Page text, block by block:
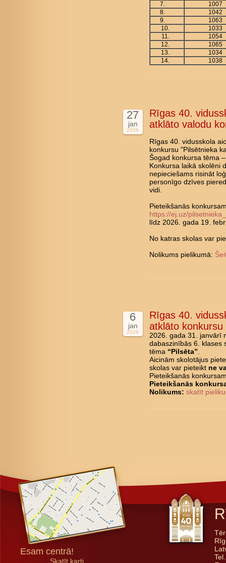
7.
1007
8.
1042
9.
1063
10.
1033
11.
1054
12.
1065
13.
1034
14.
1038
27
jan
2026
Rīgas 40.
atklāto valodu
Rīgas 40. vidusskola
konkursu "Pilsētnieka
Šogad konkursa tēma
Konkursa laikā skolēni
nepieciešams risināt
personīgo dzīves
vidi.
Pieteikšanās
https://ej.uz/
līdz 2026. gada 19.
No katras skolas var
Nolikums pielikumā:
6
jan
2026
Rīgas 40.
atklāto
2026. gada 31. janvārī
dabaszinībās 6. klases
tēma “Pilsēta”.
Aicinām skolotājus
skolas var pieteikt ne
Pieteikšanās
Pieteikšanās
Nolikums: skatīt
Esam centrā!
Skatīt karti...